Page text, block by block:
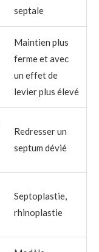
septale
Maintien plus
ferme et avec
un effet de
levier plus élevé
Redresser un
septum dévié
Septoplastie,
rhinoplastie